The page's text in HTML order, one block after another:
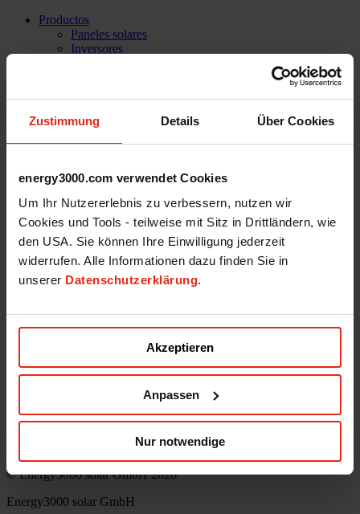
Zustimmung Details Über Cookies
energy3000.com verwendet Cookies
Um Ihr Nutzererlebnis zu verbessern, nutzen wir
Cookies und Tools - teilweise mit Sitz in Drittländern, wie
den USA. Sie können Ihre Einwilligung jederzeit
widerrufen. Alle Informationen dazu finden Sie in
unserer Datenschutzerklärung.
Akzeptieren
Anpassen
Nur notwendige
Productos
Paneles solares
Inversores
Soluciones informáticas
Referencias
Nuestro Equipo
Servicios
Asistencia técnica
Shop
© Energy3000 solar GmbH 2026
Energy3000 solar GmbH